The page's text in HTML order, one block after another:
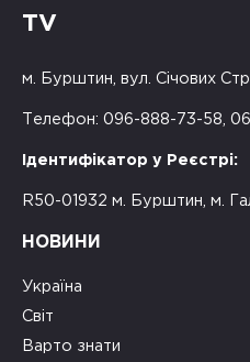
TV
м. Бурштин, вул. Січових
Телефон: 096-888-73-58,
Ідентифікатор у Реєстрі:
R50-01932 м. Бурштин, м.
НОВИНИ
Україна
Світ
Варто знати